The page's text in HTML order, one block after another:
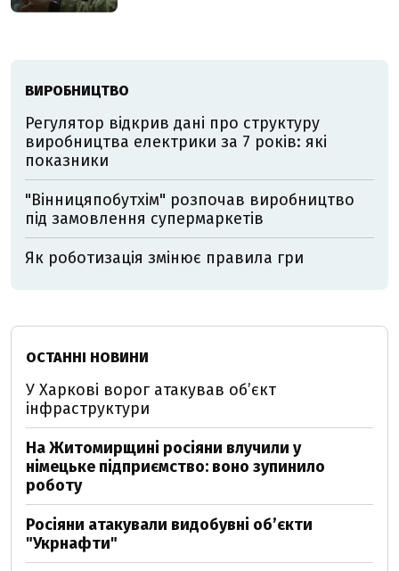
ВИРОБНИЦТВО
Регулятор відкрив дані про структуру
виробництва електрики за 7 років: які
показники
"Вінницяпобутхім" розпочав виробництво
під замовлення супермаркетів
Як роботизація змінює правила гри
ОСТАННІ НОВИНИ
У Харкові ворог атакував обʼєкт
інфраструктури
На Житомирщині росіяни влучили у
німецьке підприємство: воно зупинило
роботу
Росіяни атакували видобувні обʼєкти
"Укрнафти"